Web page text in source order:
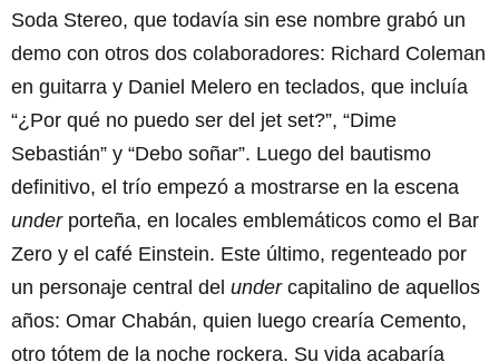
Soda Stereo, que todavía sin ese nombre grabó un
demo con otros dos colaboradores: Richard Coleman
en guitarra y Daniel Melero en teclados, que incluía
“¿Por qué no puedo ser del jet set?”, “Dime
Sebastián” y “Debo soñar”. Luego del bautismo
definitivo, el trío empezó a mostrarse en la escena
underporteña, en locales emblemáticos como el Bar
Zero y el café Einstein. Este último, regenteado por
un personaje central del under capitalino de aquellos
años: Omar Chabán, quien luego crearía Cemento,
otro tótem de la noche rockera. Su vida acabaría